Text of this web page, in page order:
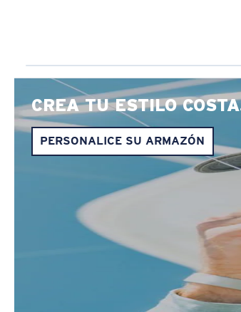
CREA TU ESTILO
PERSONALICE SU ARMAZÓN